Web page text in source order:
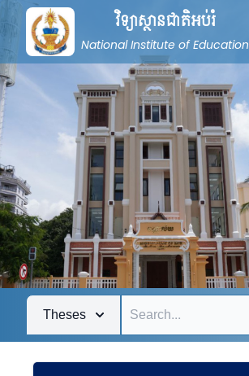
វិទ្យាស្ថានជាតិអប់រំ
National Institute of Education
Theses